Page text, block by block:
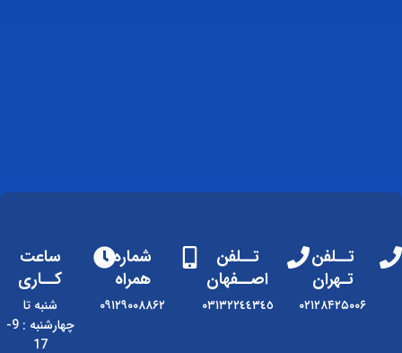
تــلفن
تـهران
۰۲۱۲۸۴۲۵۰۰۶
تــلفن
اصــفهان
٠٣١٣٢٢٤٤٣٤٥
شماره
همراه
۰۹۱۲۹۰۰۸۸۶۲
ساعت
کــاری
شنبه تا
چهارشنبه : 9-
17